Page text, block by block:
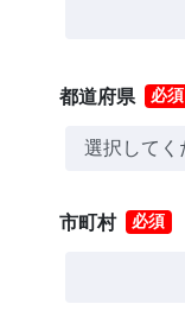
都道府県 必須
市町村 必須